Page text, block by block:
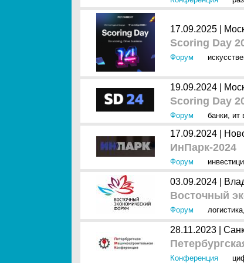
17.09.2025 |
Scoring Day
Форум
19.09.2024 |
Scoring Day
Форум банки, ит
17.09.2024 |
ИнПарк-2024
Форум
03.09.2024 |
Восточный
Форум логистика,
28.11.2023 |
Конференция